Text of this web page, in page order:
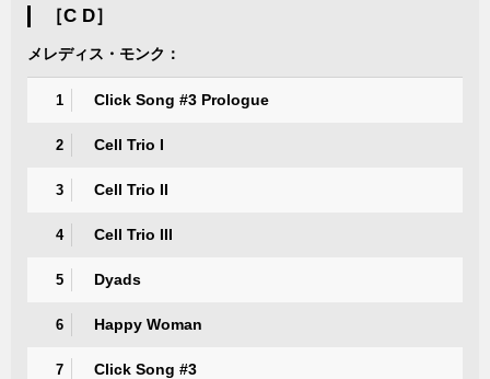
［C D］
メレディス・モンク：
1 Click Song #3 Prologue
2 Cell Trio I
3 Cell Trio II
4 Cell Trio III
5 Dyads
6 Happy Woman
7 Click Song #3